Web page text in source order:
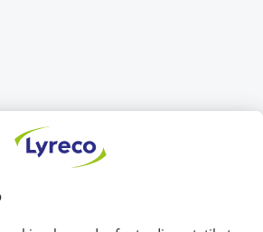
ansvarlighed